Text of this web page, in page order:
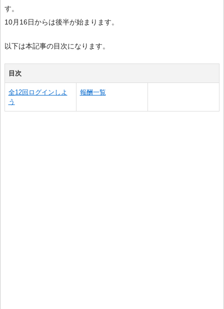
す。
10月16日からは後半が始まります。
以下は本記事の目次になります。
目次
全12回ログインしよ
う
報酬一覧